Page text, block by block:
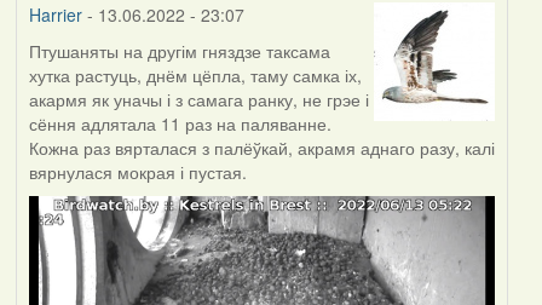
Harrier- 13.06.2022 - 23:07
Птушаняты на другім гняздзе таксама
хутка растуць, днём цёпла, таму самка іх,
акармя як уначы і з самага ранку, не грэе і
сёння адлятала 11 раз на паляванне.
Кожна раз вярталася з палёўкай, акрамя аднаго разу, калі
вярнулася мокрая і пустая.